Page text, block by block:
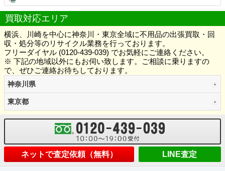
買取対応エリア
横浜、川崎を中心に神奈川・東京全域に不用品の出張買取・回
収・処分等のリサイクル業務を行っております。
フリーダイヤル (0120-439-039) でお気軽にご連絡ください。
※ 下記の地域以外にもお伺い致します。ご相談に乗りますの
で、ぜひご連絡お待ちしております。
神奈川県
東京都
ネットで査定依頼（無料） LINE査定